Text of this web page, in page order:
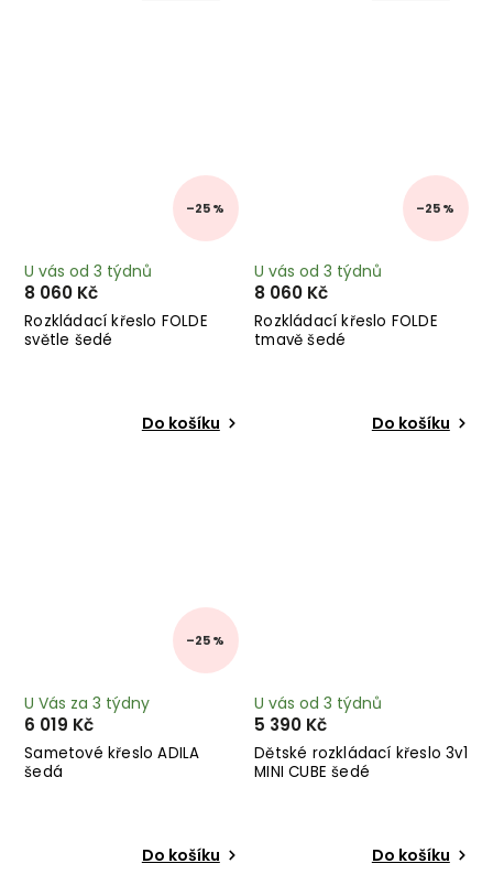
–25 %
Rozkládací křeslo FOLDE
světle šedé
U vás od 3 týdnů
8 060 Kč
Do košíku
–25 %
Rozkládací křeslo FOLDE
tmavě šedé
U vás od 3 týdnů
8 060 Kč
Do košíku
–25 %
Sametové křeslo ADILA
šedá
U Vás za 3 týdny
6 019 Kč
Do košíku
Dětské rozkládací křeslo 3v1
MINI CUBE šedé
U vás od 3 týdnů
5 390 Kč
Do košíku